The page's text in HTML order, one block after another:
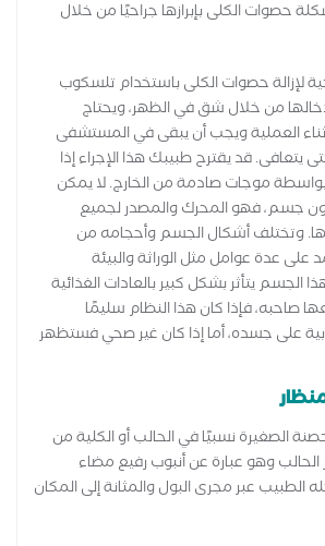
حصوات الكلى بإبرازها جراحيًا من خلال
لإزالة حصوات الكلى باستخدام تلسكوب
من خلال شق في الظهر، ويحتاج
العملية ويجب أن يبقى في المستشفى
يتعافى. قد يقترح طبيبك هذا الإجراء إذا
موجات صادمة من الخارج. لا يمكن
جسم، فهو المحرك والمصدر لجميع
وتختلف أشكال الجسم وأحجامه من
عدة عوامل مثل الوراثة والبيئة
الجسم يتأثر بشكل كبير بالعادات الغذائية
صاحبه، فإذا كان هذا النظام سليمًا
على جسده، أما إذا كان غير صحي فستظهر
الصغيرة نسبيًا في الحالب أو الكلية من
وهو عبارة عن أنبوب رفيع مضاء
الطبيب عبر مجرى البول والمثانة إلى المكان